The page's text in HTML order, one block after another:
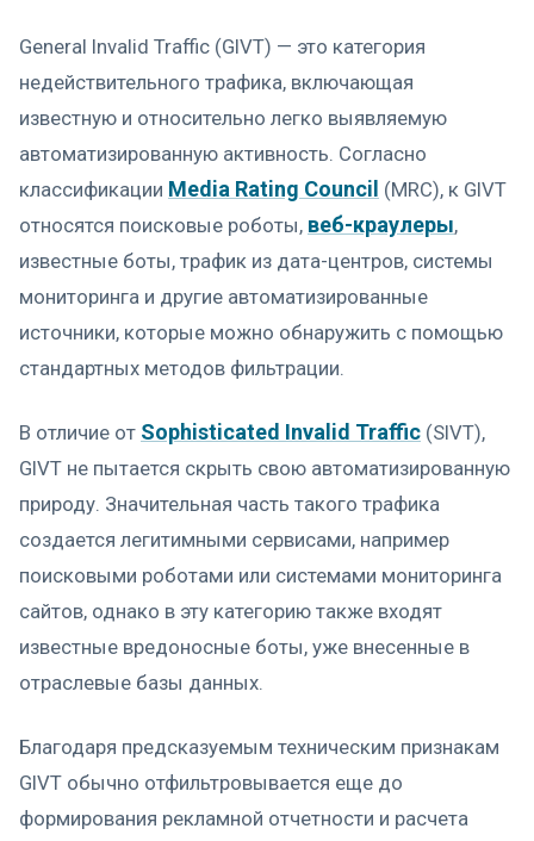
General Invalid Traffic (GIVT) — это категория
недействительного трафика, включающая
известную и относительно легко выявляемую
автоматизированную активность. Согласно
классификации Media Rating Council (MRC), к GIVT
относятся поисковые роботы, веб-краулеры,
известные боты, трафик из дата-центров, системы
мониторинга и другие автоматизированные
источники, которые можно обнаружить с помощью
стандартных методов фильтрации.
В отличие от Sophisticated Invalid Traffic (SIVT),
GIVT не пытается скрыть свою автоматизированную
природу. Значительная часть такого трафика
создается легитимными сервисами, например
поисковыми роботами или системами мониторинга
сайтов, однако в эту категорию также входят
известные вредоносные боты, уже внесенные в
отраслевые базы данных.
Благодаря предсказуемым техническим признакам
GIVT обычно отфильтровывается еще до
формирования рекламной отчетности и расчета